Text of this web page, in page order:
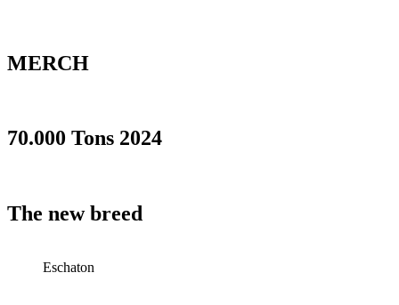
MERCH
70.000 Tons 2024
The new breed
Eschaton